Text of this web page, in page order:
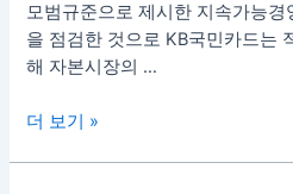
모범규준으로 제시한 지속가능
을 점검한 것으로 KB국민카드는
해 자본시장의 …
더 보기 »